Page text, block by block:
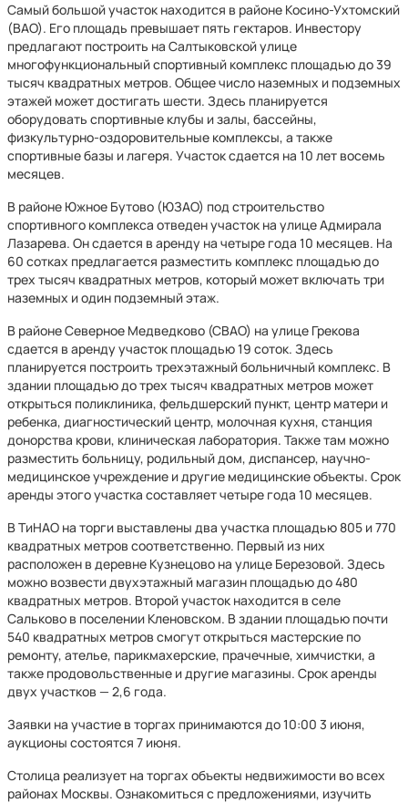
Самый большой участок находится в районе Косино-Ухтомский
(ВАО). Его площадь превышает пять гектаров. Инвестору
предлагают построить на Салтыковской улице
многофункциональный спортивный комплекс площадью до 39
тысяч квадратных метров. Общее число наземных и подземных
этажей может достигать шести. Здесь планируется
оборудовать спортивные клубы и залы, бассейны,
физкультурно-оздоровительные комплексы, а также
спортивные базы и лагеря. Участок сдается на 10 лет восемь
месяцев.
В районе Южное Бутово (ЮЗАО) под строительство
спортивного комплекса отведен участок на улице Адмирала
Лазарева. Он сдается в аренду на четыре года 10 месяцев. На
60 сотках предлагается разместить комплекс площадью до
трех тысяч квадратных метров, который может включать три
наземных и один подземный этаж.
В районе Северное Медведково (СВАО) на улице Грекова
сдается в аренду участок площадью 19 соток. Здесь
планируется построить трехэтажный больничный комплекс. В
здании площадью до трех тысяч квадратных метров может
открыться поликлиника, фельдшерский пункт, центр матери и
ребенка, диагностический центр, молочная кухня, станция
донорства крови, клиническая лаборатория. Также там можно
разместить больницу, родильный дом, диспансер, научно-
медицинское учреждение и другие медицинские объекты. Срок
аренды этого участка составляет четыре года 10 месяцев.
В ТиНАО на торги выставлены два участка площадью 805 и 770
квадратных метров соответственно. Первый из них
расположен в деревне Кузнецово на улице Березовой. Здесь
можно возвести двухэтажный магазин площадью до 480
квадратных метров. Второй участок находится в селе
Сальково в поселении Кленовском. В здании площадью почти
540 квадратных метров смогут открыться мастерские по
ремонту, ателье, парикмахерские, прачечные, химчистки, а
также продовольственные и другие магазины. Срок аренды
двух участков — 2,6 года.
Заявки на участие в торгах принимаются до 10:00 3 июня,
аукционы состоятся 7 июня.
Столица реализует на торгах объекты недвижимости во всех
районах Москвы. Ознакомиться с предложениями, изучить